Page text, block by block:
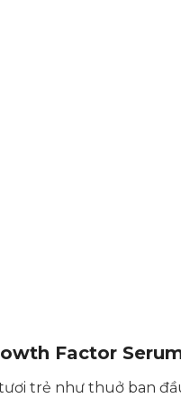
Factor
trẻ như thuở ban